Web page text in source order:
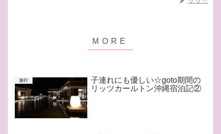
旅行
子連れにも優しい☆goto期間の
リッツカールトン沖縄宿泊記②